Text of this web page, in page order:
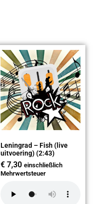
Leningrad – Fish (live
uitvoering) (2:43)
€ 7,30 einschließlich
Mehrwertsteuer